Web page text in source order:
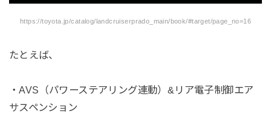
https://toyota.jp/catalog/landcruiserprado_main/book/#target/page_no=16
たとえば、
・AVS（パワーステアリング連動）&リア電子制御エア
サスペンション